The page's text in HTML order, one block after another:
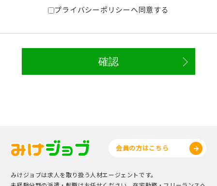
プライバシーポリシーへ同意する
会員の方はこちら
みけジョブは求人を取り扱う人材エージェントです。